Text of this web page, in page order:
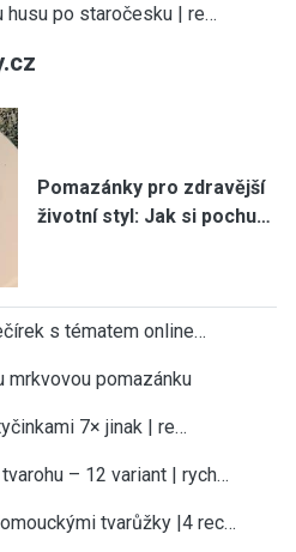
po staročesku | re…
Pomazánky pro zdravější
životní styl: Jak si pochu…
s tématem online…
mrkvovou pomazánku
7× jinak | re…
– 12 variant | rych…
tvarůžky |4 rec…